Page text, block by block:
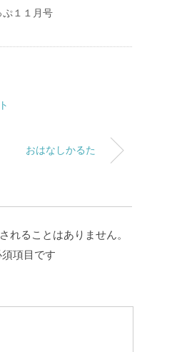
ぷ１１月号
おはなしかるた
れることはありません。
項目です